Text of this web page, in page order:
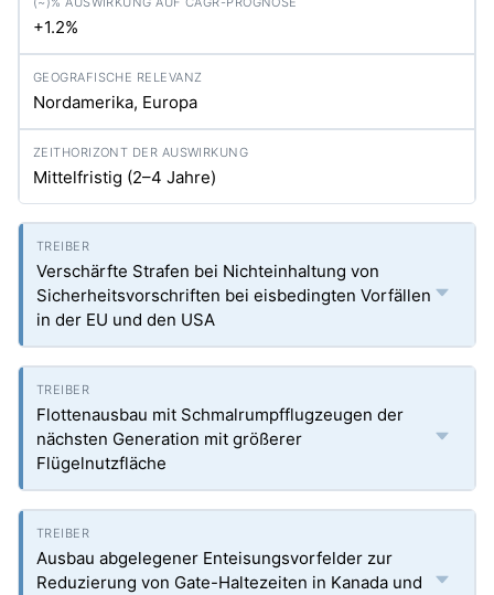
+1.2%
Nordamerika, Europa
Mittelfristig (2–4 Jahre)
Verschärfte Strafen bei Nichteinhaltung von
Sicherheitsvorschriften bei eisbedingten Vorfällen
in der EU und den USA
Flottenausbau mit Schmalrumpfflugzeugen der
nächsten Generation mit größerer
Flügelnutzfläche
Ausbau abgelegener Enteisungsvorfelder zur
Reduzierung von Gate-Haltezeiten in Kanada und